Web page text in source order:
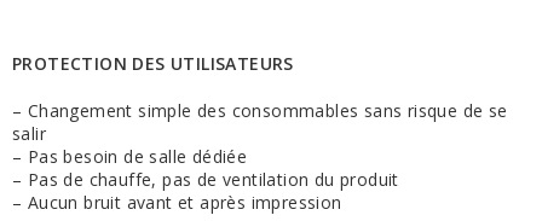
PROTECTION DES UTILISATEURS
– Changement simple des consommables sans risque de se
salir
– Pas besoin de salle dédiée
– Pas de chauffe, pas de ventilation du produit
– Aucun bruit avant et après impression